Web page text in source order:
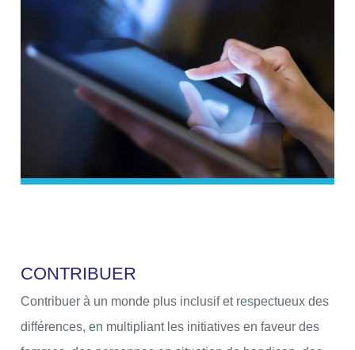
CONTRIBUER
Contribuer à un monde plus inclusif et respectueux des
différences, en multipliant les initiatives en faveur des